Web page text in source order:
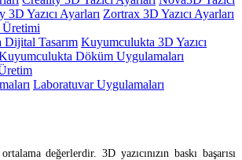
3D Yazıcı Ayarları Zortrax 3D Yazıcı Ayarları
Tasarım Kuyumculukta 3D Yazıcı
Döküm Uygulamaları
Laboratuvar Uygulamaları
ortalama değerlerdir. 3D yazıcınızın baskı başarısı